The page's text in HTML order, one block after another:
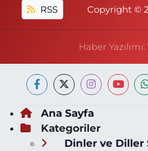
RSS Copyright ©
Haber Yazılımı:
Ana Sayfa
Kategoriler
Dinler ve Diller